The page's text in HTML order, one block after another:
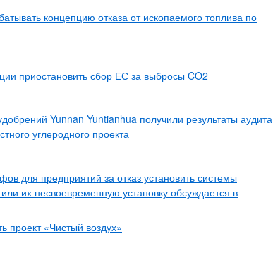
концепцию отказа от ископаемого топлива по
приостановить сбор ЕС за выбросы CO2
Yunnan Yuntianhua получили результаты аудита
углеродного проекта
для предприятий за отказ установить системы
их несвоевременную установку обсуждается в
проект «Чистый воздух»